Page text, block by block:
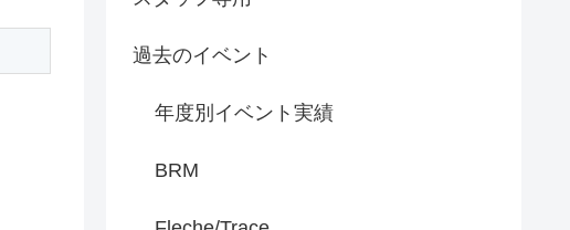
過去のイベント
年度別イベント実績
BRM